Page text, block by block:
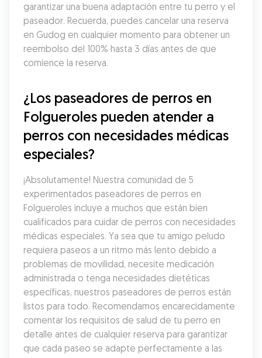
garantizar una buena adaptación entre tu perro y el
paseador. Recuerda, puedes cancelar una reserva
en Gudog en cualquier momento para obtener un
reembolso del 100% hasta 3 días antes de que
comience la reserva.
¿Los paseadores de perros en
Folgueroles pueden atender a
perros con necesidades médicas
especiales?
¡Absolutamente! Nuestra comunidad de 5
experimentados paseadores de perros en
Folgueroles incluye a muchos que están bien
cualificados para cuidar de perros con necesidades
médicas especiales. Ya sea que tu amigo peludo
requiera paseos a un ritmo más lento debido a
problemas de movilidad, necesite medicación
administrada o tenga necesidades dietéticas
específicas, nuestros paseadores de perros están
listos para todo. Recomendamos encarecidamente
comentar los requisitos de salud de tu perro en
detalle antes de cualquier reserva para garantizar
que cada paseo se adapte perfectamente a las